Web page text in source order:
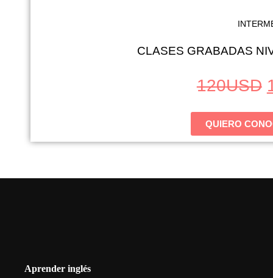
CLASES GRABADAS
120USD
QUIERO
Aprender inglés